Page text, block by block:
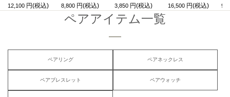
12,100
8,800
3,850
16,500
ペアアイテム一覧
ペアリング ペアネックレス
ペアブレスレット ペアウォッチ